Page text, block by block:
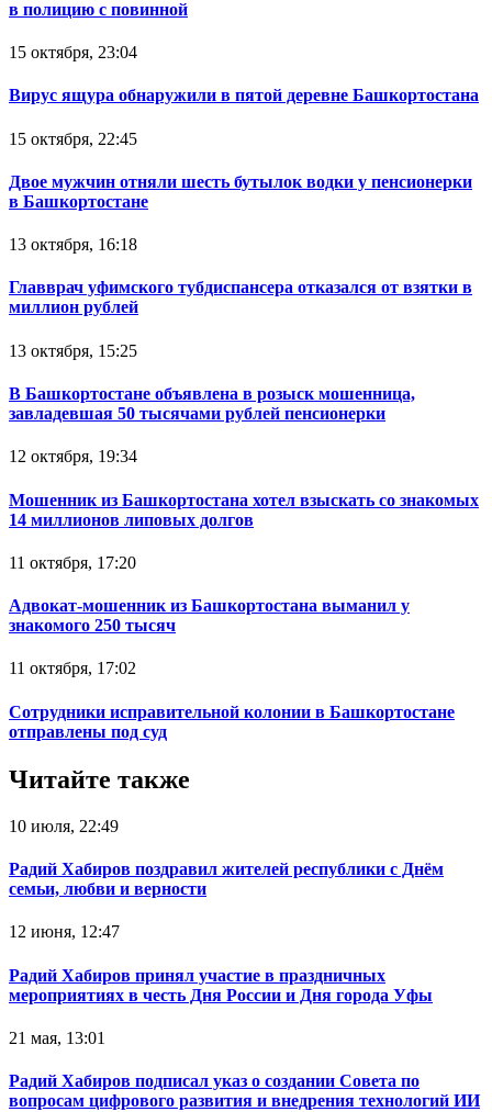
в полицию с повинной
15 октября, 23:04
Вирус ящура обнаружили в пятой деревне Башкортостана
15 октября, 22:45
Двое мужчин отняли шесть бутылок водки у пенсионерки
в Башкортостане
13 октября, 16:18
Главврач уфимского тубдиспансера отказался от взятки в
миллион рублей
13 октября, 15:25
В Башкортостане объявлена в розыск мошенница,
завладевшая 50 тысячами рублей пенсионерки
12 октября, 19:34
Мошенник из Башкортостана хотел взыскать со знакомых
14 миллионов липовых долгов
11 октября, 17:20
Адвокат-мошенник из Башкортостана выманил у
знакомого 250 тысяч
11 октября, 17:02
Сотрудники исправительной колонии в Башкортостане
отправлены под суд
Читайте также
10 июля, 22:49
Радий Хабиров поздравил жителей республики с Днём
семьи, любви и верности
12 июня, 12:47
Радий Хабиров принял участие в праздничных
мероприятиях в честь Дня России и Дня города Уфы
21 мая, 13:01
Радий Хабиров подписал указ о создании Совета по
вопросам цифрового развития и внедрения технологий ИИ